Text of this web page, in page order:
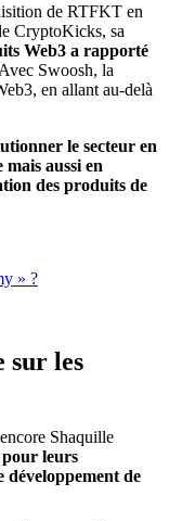
de RTFKT en
CryptoKicks, sa
Web3 a rapporté
Swoosh, la
en allant au-delà
le secteur en
aussi en
des produits de
» ?
sur les
Shaquille
pour leurs
de